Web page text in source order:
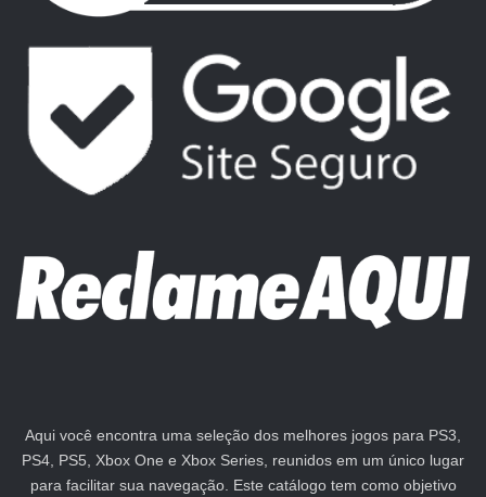
Aqui você encontra uma seleção dos melhores jogos para PS3,
PS4, PS5, Xbox One e Xbox Series, reunidos em um único lugar
para facilitar sua navegação. Este catálogo tem como objetivo